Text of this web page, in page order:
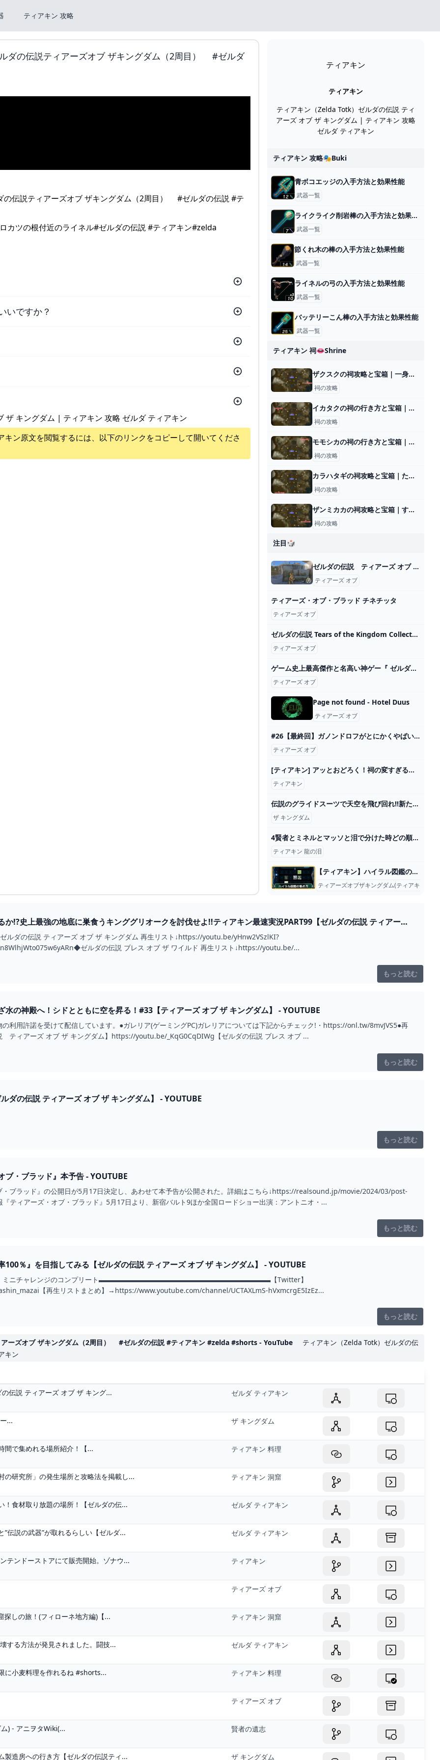
ティアキン 攻略
ダの伝説ティアーズオブ ザキングダム（2周目） #ゼルダ
カツの根付近のライネル#ゼルダの伝説 #ティアキン#zelda
いですか？
キングダム | ティアキン 攻略 ゼルダ ティアキン
キン原文を閲覧するには、以下のリンクをコピーして開いてくださ
ティアキン
ティアキン
ティアキン（Zelda Totk）ゼルダの伝説 ティ
アーズ オブ ザ キングダム | ティアキン 攻略
ゼルダ ティアキン
ティアキン 攻略🎭buki
青ボコエッジの入手方法と効果性能
武器一覧
ライクライク削岩棒の入手方法と効果性能
武器一覧
節くれ木の棒の入手方法と効果性能
武器一覧
ライネルの弓の入手方法と効果性能
武器一覧
バッテリーこん棒の入手方法と効果性能
武器一覧
ティアキン 祠👄shrine
ザクスクの祠攻略と宝箱｜一身の戦い 上昇
祠の攻略
イカタクの祠の行き方と宝箱｜ロケットがなくなったら？
祠の攻略
モモシカの祠の行き方と宝箱｜ラウルの祝福
祠の攻略
カラハタギの祠攻略と宝箱｜ただよう炎
祠の攻略
ザンミカカの祠攻略と宝箱｜すくうかたち
祠の攻略
注目🎲
ゼルダの伝説 ティアーズ オブ ザ キングダム 実況プレイPart15 - ニコニコ動画
ティアーズ オブ
ティアーズ・オブ・ブラッド チネチッタ
ティアーズ オブ
ゼルダの伝説 Tears of the Kingdom Collectors Edition（ティアーズ オブ ザ キングダム）Switch HAC-R-AXN7A ヤマダウェブコム
ティアーズ オブ
ゲーム史上最高傑作と名高い神ゲー『 ゼルダの伝説 ティアーズ オブ ザ キングダム 』#15 - YouTube
ティアーズ オブ
Page not found - Hotel Duus
ティアーズ オブ
#26【最終回】ガノンドロフがとにかくやばい【ゼルダの伝説 ティアーズ オブ ザ キングダム】 - YouTube
ティアーズ オブ
[ティアキン] アッとおどろく！祠の変すぎる解き方８選 [ゼルダの伝説 ティアーズ オブ ザ キングダム] - YouTube
ティアキン
伝説のグライドスーツで天空を飛び回れ!!新たなゲルドの秘宝も発見!!ティアキン最速実況Part104【ゼルダの伝説 ティアーズ オブ ザ キングダム】 - YouTube
ザ キングダム
4賢者とミネルとマッソと泪で分けた時どの順番が1番ゼルダ龍化が心に響くかね - ゼルダの伝説まとめ速報｜ティアキン｜ブレワイ
ティアキン 龍の泪
【ティアキン】ハイラル図鑑の効率的な埋め方【ゼルダの伝説ティアーズオブザキングダム】
ティアーズオブザキングダム(ティアキン)攻略
か!?史上最強の地底に巣食うキンググリオークを討伐せよ!!ティアキン最速実況PART99【ゼルダの伝説 ティアーズ
- YOUTUBE
ルダの伝説 ティアーズ オブ ザ キングダム 再生リスト↓https://youtu.be/yHnw2VSzlKI?
ゼルダの伝説 ブレス オブ ザ ワイルド 再生リスト↓https://youtu.be/...
もっと読む
水の神殿へ！シドとともに空を昇る！#33【ティアーズ オブ ザ キングダム】 - YOUTUBE
利用許諾を受けて配信しています。●ガレリア(ゲーミングPC)ガレリアについては下記からチェック!・https://onl.tw/8mvJVS5●再
ティアーズ オブ ザ キングダム】https://youtu.be/_KqG0CqDIWg【ゼルダの伝説 ブレス オブ ...
もっと読む
ダの伝説 ティアーズ オブ ザ キングダム】 - YOUTUBE
もっと読む
ブ・ブラッド』本予告 - YOUTUBE
・ブラッド』の公開日が5月17日決定し、あわせて本予告が公開された。詳細はこちら↓https://realsound.jp/movie/2024/03/post-
ティアーズ・オブ・ブラッド』5月17日より、新宿バルト9ほか全国ロードショー出演：アントニオ・...
もっと読む
100％』を目指してみる【ゼルダの伝説 ティアーズ オブ ザ キングダム】 - YOUTUBE
ジ、ミニチャレンジのコンプリート▬▬▬▬▬▬▬▬▬▬▬▬▬▬▬▬▬▬▬▬▬▬▬▬▬【Twitter】
【再生リストまとめ】→https://www.youtube.com/channel/UCTAXLmS-hVxmcrgE5IzEz...
もっと読む
ーズオブ ザキングダム（2周目） #ゼルダの伝説 #ティアキン #zelda #shorts - YouTube
ティアキン（Zelda Totk）ゼルダの伝
キン
伝説 ティアーズ オブ ザ キング... ゼルダ ティアキン
... ザ キングダム
間で集めれる場所紹介！【... ティアキン 料理
の研究所」の発生場所と攻略法を掲載し... ティアキン 洞窟
！食材取り放題の場所！【ゼルダの伝... ゼルダ ティアキン
伝説の武器”が取れるらしい【ゼルダ... ゼルダ ティアキン
テンドーストアにて販売開始。ゾナウ... ティアキン
ティアーズ オブ
しの旅！(フィローネ地方編)【... ティアキン 洞窟
する方法が発見されました。闘技... ゼルダ ティアキン
に小麦料理を作れるね #shorts... ティアキン 料理
ティアーズ オブ
) - アニヲタWiki(... 賢者の遺志
製造房への行き方【ゼルダの伝説ティ... ザ キングダム